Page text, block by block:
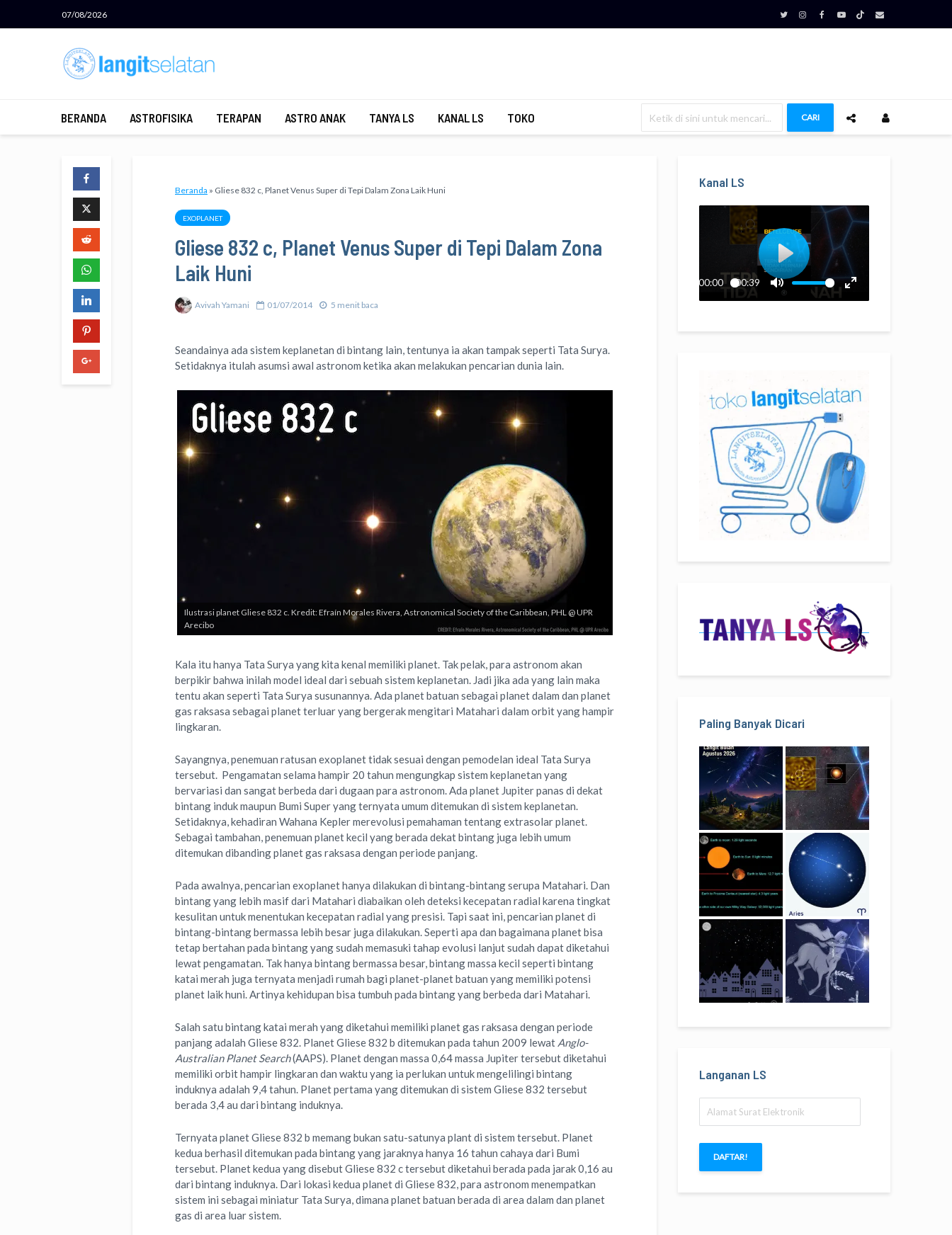
07/08/2026
BERANDA ASTROFISIKA TERAPAN ASTRO ANAK TANYA LS KANAL LS TOKO CARI
Beranda » Gliese 832 c, Planet Venus Super di Tepi Dalam Zona Laik Huni
EXOPLANET
Gliese 832 c, Planet Venus Super di Tepi Dalam Zona
Laik Huni
Avivah Yamani 01/07/2014 5 menit baca
Seandainya ada sistem keplanetan di bintang lain, tentunya ia akan tampak seperti Tata Surya.
Setidaknya itulah asumsi awal astronom ketika akan melakukan pencarian dunia lain.
Ilustrasi planet Gliese 832 c. Kredit: Efraín Morales Rivera, Astronomical Society of the Caribbean, PHL @ UPR
Arecibo
Kala itu hanya Tata Surya yang kita kenal memiliki planet. Tak pelak, para astronom akan
berpikir bahwa inilah model ideal dari sebuah sistem keplanetan. Jadi jika ada yang lain maka
tentu akan seperti Tata Surya susunannya. Ada planet batuan sebagai planet dalam dan planet
gas raksasa sebagai planet terluar yang bergerak mengitari Matahari dalam orbit yang hampir
lingkaran.
Sayangnya, penemuan ratusan exoplanet tidak sesuai dengan pemodelan ideal Tata Surya
tersebut. Pengamatan selama hampir 20 tahun mengungkap sistem keplanetan yang
bervariasi dan sangat berbeda dari dugaan para astronom. Ada planet Jupiter panas di dekat
bintang induk maupun Bumi Super yang ternyata umum ditemukan di sistem keplanetan.
Setidaknya, kehadiran Wahana Kepler merevolusi pemahaman tentang extrasolar planet.
Sebagai tambahan, penemuan planet kecil yang berada dekat bintang juga lebih umum
ditemukan dibanding planet gas raksasa dengan periode panjang.
Pada awalnya, pencarian exoplanet hanya dilakukan di bintang-bintang serupa Matahari. Dan
bintang yang lebih masif dari Matahari diabaikan oleh deteksi kecepatan radial karena tingkat
kesulitan untuk menentukan kecepatan radial yang presisi. Tapi saat ini, pencarian planet di
bintang-bintang bermassa lebih besar juga dilakukan. Seperti apa dan bagaimana planet bisa
tetap bertahan pada bintang yang sudah memasuki tahap evolusi lanjut sudah dapat diketahui
lewat pengamatan. Tak hanya bintang bermassa besar, bintang massa kecil seperti bintang
katai merah juga ternyata menjadi rumah bagi planet-planet batuan yang memiliki potensi
planet laik huni. Artinya kehidupan bisa tumbuh pada bintang yang berbeda dari Matahari.
Salah satu bintang katai merah yang diketahui memiliki planet gas raksasa dengan periode
panjang adalah Gliese 832. Planet Gliese 832 b ditemukan pada tahun 2009 lewat Anglo-
Australian Planet Search(AAPS). Planet dengan massa 0,64 massa Jupiter tersebut diketahui
memiliki orbit hampir lingkaran dan waktu yang ia perlukan untuk mengelilingi bintang
induknya adalah 9,4 tahun. Planet pertama yang ditemukan di sistem Gliese 832 tersebut
berada 3,4 au dari bintang induknya.
Ternyata planet Gliese 832 b memang bukan satu-satunya plant di sistem tersebut. Planet
kedua berhasil ditemukan pada bintang yang jaraknya hanya 16 tahun cahaya dari Bumi
tersebut. Planet kedua yang disebut Gliese 832 c tersebut diketahui berada pada jarak 0,16 au
dari bintang induknya. Dari lokasi kedua planet di Gliese 832, para astronom menempatkan
sistem ini sebagai miniatur Tata Surya, dimana planet batuan berada di area dalam dan planet
gas di area luar sistem.
Kanal LS
Paling Banyak Dicari
Langanan LS
Surat
Elektronik
DAFTAR!